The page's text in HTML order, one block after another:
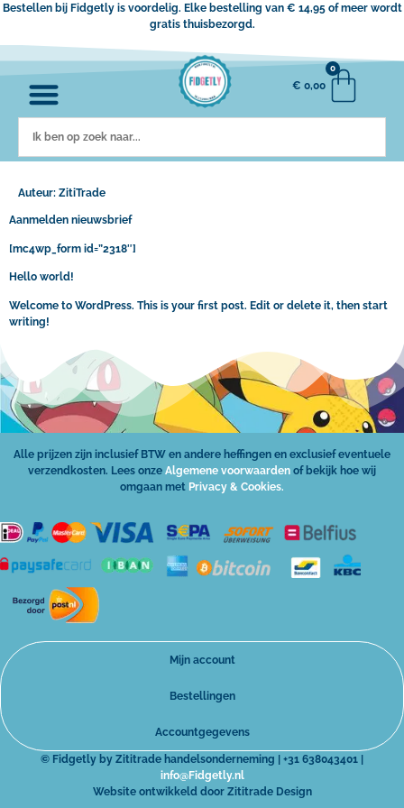
Bestellen bij Fidgetly is voordelig. Elke bestelling van € 14,95 of meer wordt
gratis thuisbezorgd.
€ 0,00
0
Auteur: ZitiTrade
Aanmelden nieuwsbrief
[mc4wp_form id=”2318″]
Hello world!
Welcome to WordPress. This is your first post. Edit or delete it, then start
writing!
Alle prijzen zijn inclusief BTW en andere heffingen en exclusief eventuele
verzendkosten. Lees onze Algemene voorwaarden of bekijk hoe wij
omgaan met Privacy & Cookies.
Mijn account
Bestellingen
Accountgegevens
© Fidgetly by Zititrade handelsonderneming | +31 638043401 |
info@Fidgetly.nl
Website ontwikkeld door Zititrade Design